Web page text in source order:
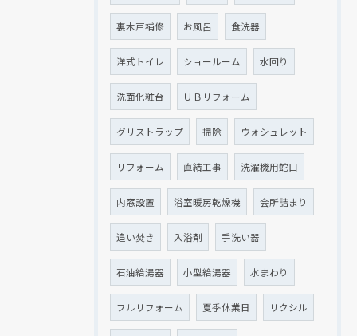
裏木戸補修 お風呂 食洗器
洋式トイレ ショールーム 水回り
洗面化粧台 ＵＢリフォーム
グリストラップ 掃除 ウォシュレット
リフォーム 直結工事 洗濯機用蛇口
内窓設置 浴室暖房乾燥機 会所詰まり
追い焚き 入浴剤 手洗い器
石油給湯器 小型給湯器 水まわり
フルリフォーム 夏季休業日 リクシル